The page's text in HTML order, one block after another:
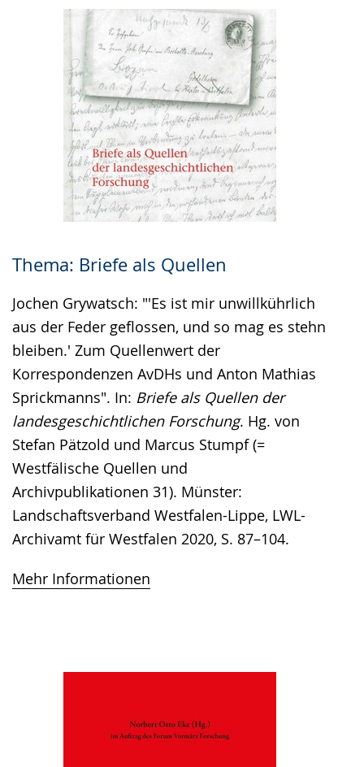
Thema: Briefe als Quellen
Jochen Grywatsch: "'Es ist mir unwillkührlich
aus der Feder geflossen, und so mag es stehn
bleiben.' Zum Quellenwert der
Korrespondenzen AvDHs und Anton Mathias
Sprickmanns". In: Briefe als Quellen der
landesgeschichtlichen Forschung. Hg. von
Stefan Pätzold und Marcus Stumpf (=
Westfälische Quellen und
Archivpublikationen 31). Münster:
Landschaftsverband Westfalen-Lippe, LWL-
Archivamt für Westfalen 2020, S. 87–104.
Mehr Informationen